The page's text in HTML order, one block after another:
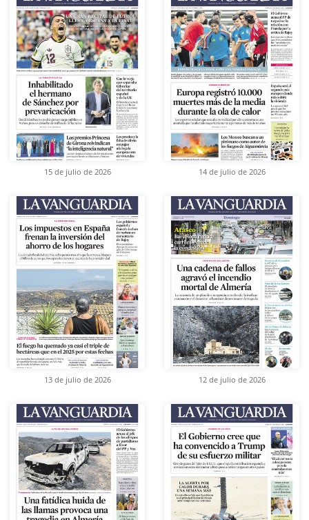
15 de julio de 2026 14 de julio de 2026
13 de julio de 2026 12 de julio de 2026